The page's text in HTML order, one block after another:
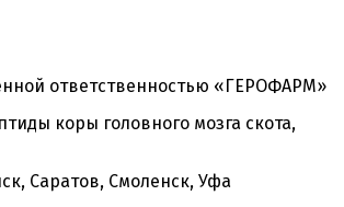
ответственностью «ГЕРОФАРМ»
коры головного мозга скота,
Саратов, Смоленск, Уфа